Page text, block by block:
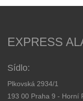
EXPRESS
Sídlo:
Plkovská 2934/1
193 00 Praha 9 - Horní